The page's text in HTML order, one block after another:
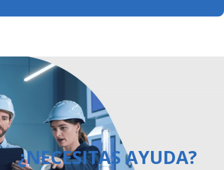
¿NECESITAS AYUDA?